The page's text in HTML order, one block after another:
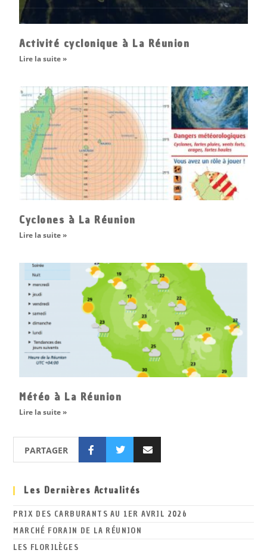
Activité cyclonique à La Réunion
Lire la suite »
Cyclones à La Réunion
Lire la suite »
Météo à La Réunion
Lire la suite »
PARTAGER
Les Dernières Actualités
PRIX DES CARBURANTS AU 1ER AVRIL 2026
MARCHÉ FORAIN DE LA RÉUNION
LES FLORILÈGES